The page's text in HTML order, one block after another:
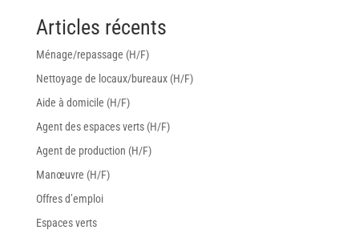
Articles récents
Ménage/repassage (H/F)
Nettoyage de locaux/bureaux (H/F)
Aide à domicile (H/F)
Agent des espaces verts (H/F)
Agent de production (H/F)
Manœuvre (H/F)
Offres d’emploi
Espaces verts